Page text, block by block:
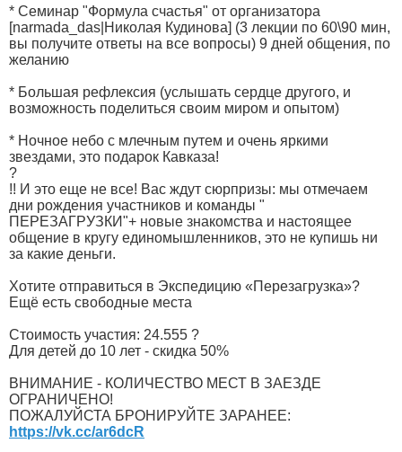
* Семинар "Формула счастья" от организатора
[narmada_das|Николая Кудинова] (3 лекции по 60\90 мин,
вы получите ответы на все вопросы) 9 дней общения, по
желанию
* Большая рефлексия (услышать сердце другого, и
возможность поделиться своим миром и опытом)
* Ночное небо с млечным путем и очень яркими
звездами, это подарок Кавказа!
?
!! И это еще не все! Вас ждут сюрпризы: мы отмечаем
дни рождения участников и команды "
ПЕРЕЗАГРУЗКИ"+ новые знакомства и настоящее
общение в кругу единомышленников, это не купишь ни
за какие деньги.
Хотите отправиться в Экспедицию «Перезагрузка»?
Ещё есть свободные места
Стоимость участия: 24.555 ?
Для детей до 10 лет - скидка 50%
ВНИМАНИЕ - КОЛИЧЕСТВО МЕСТ В ЗАЕЗДЕ
ОГРАНИЧЕНО!
ПОЖАЛУЙСТА БРОНИРУЙТЕ ЗАРАНЕЕ:
https://vk.cc/ar6dcR